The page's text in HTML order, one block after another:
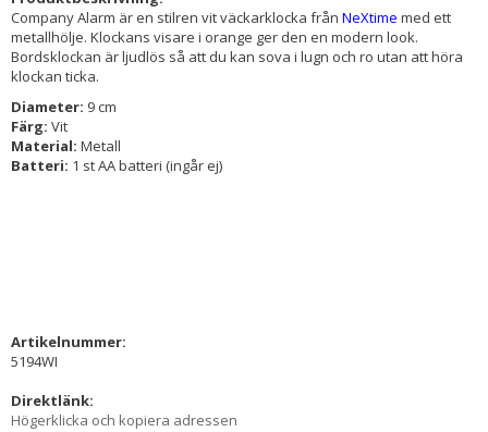
Company Alarm är en stilren vit väckarklocka från NeXtime med ett
metallhölje. Klockans visare i orange ger den en modern look.
Bordsklockan är ljudlös så att du kan sova i lugn och ro utan att höra
klockan ticka.
Diameter: 9 cm
Färg: Vit
Material: Metall
Batteri: 1 st AA batteri (ingår ej)
Artikelnummer:
5194WI
Direktlänk:
Högerklicka och kopiera adressen